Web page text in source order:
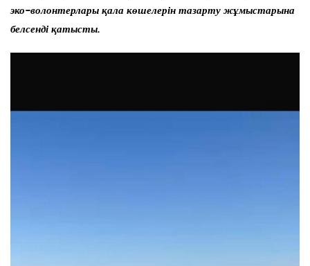
эко-волонтерлары қала көшелерін тазарту жұмыстарына
белсенді қатысты.